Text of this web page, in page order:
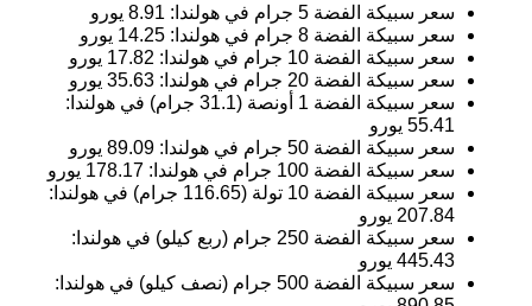
سعر سبيكة الفضة 5 جرام في هولندا: 8.91 يورو
سعر سبيكة الفضة 8 جرام في هولندا:
14.25 يورو
سعر سبيكة الفضة 10 جرام في هولندا:
17.82 يورو
سعر سبيكة الفضة 20 جرام في هولندا:
35.63 يورو
سعر سبيكة الفضة 1 أونصة (31.1 جرام) في هولندا:
55.41 يورو
سعر سبيكة الفضة 50 جرام في هولندا:
89.09 يورو
سعر سبيكة الفضة 100 جرام في هولندا:
178.17 يورو
سعر سبيكة الفضة 10 تولة (116.65 جرام) في هولندا:
207.84 يورو
سعر سبيكة الفضة 250 جرام (ربع كيلو) في هولندا:
445.43 يورو
سعر سبيكة الفضة 500 جرام (نصف كيلو) في هولندا: